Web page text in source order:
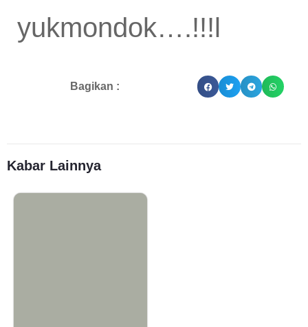
yukmondok….!!!l
Bagikan :
Kabar Lainnya